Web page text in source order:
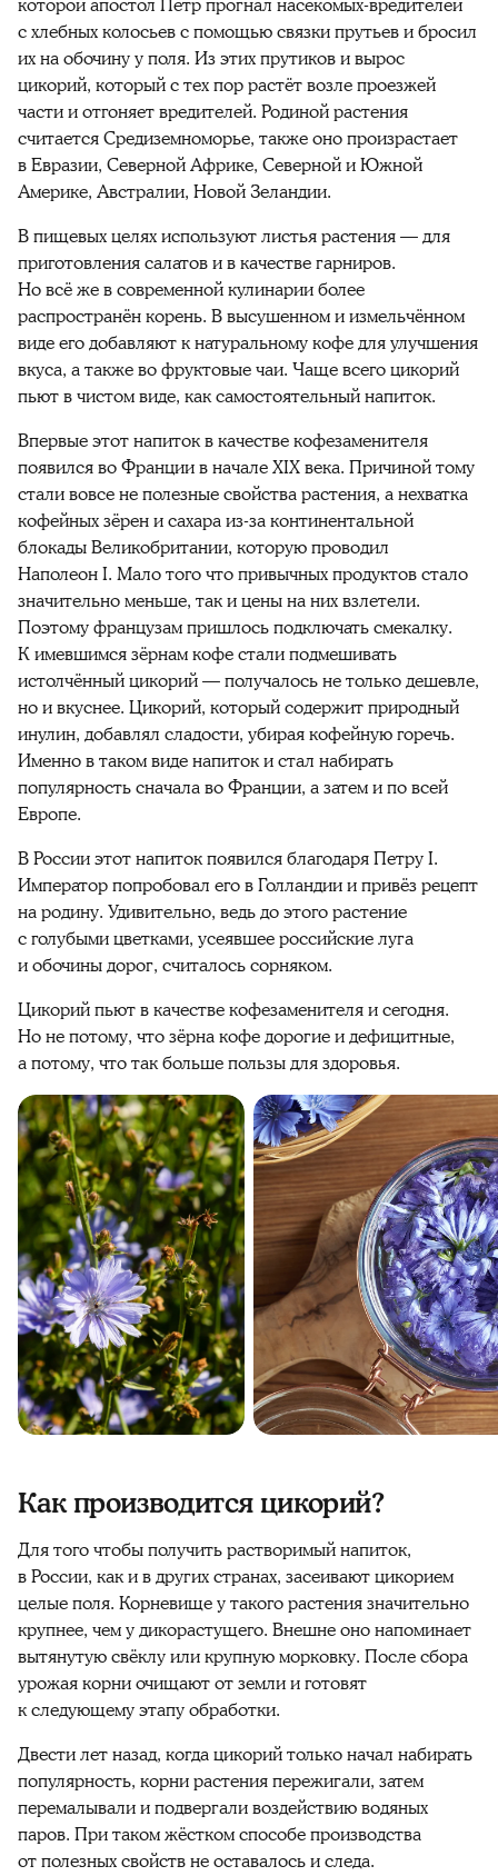
которой апостол Пётр прогнал насекомых-вредителей
с хлебных колосьев с помощью связки прутьев и бросил
их на обочину у поля. Из этих прутиков и вырос
цикорий, который с тех пор растёт возле проезжей
части и отгоняет вредителей. Родиной растения
считается Средиземноморье, также оно произрастает
в Евразии, Северной Африке, Северной и Южной
Америке, Австралии, Новой Зеландии.
В пищевых целях используют листья растения — для
приготовления салатов и в качестве гарниров.
Но всё же в современной кулинарии более
распространён корень. В высушенном и измельчённом
виде его добавляют к натуральному кофе для улучшения
вкуса, а также во фруктовые чаи. Чаще всего цикорий
пьют в чистом виде, как самостоятельный напиток.
Впервые этот напиток в качестве кофезаменителя
появился во Франции в начале XIX века. Причиной тому
стали вовсе не полезные свойства растения, а нехватка
кофейных зёрен и сахара из-за континентальной
блокады Великобритании, которую проводил
Наполеон I. Мало того что привычных продуктов стало
значительно меньше, так и цены на них взлетели.
Поэтому французам пришлось подключать смекалку.
К имевшимся зёрнам кофе стали подмешивать
истолчённый цикорий — получалось не только дешевле,
но и вкуснее. Цикорий, который содержит природный
инулин, добавлял сладости, убирая кофейную горечь.
Именно в таком виде напиток и стал набирать
популярность сначала во Франции, а затем и по всей
Европе.
В России этот напиток появился благодаря Петру I.
Император попробовал его в Голландии и привёз рецепт
на родину. Удивительно, ведь до этого растение
с голубыми цветками, усеявшее российские луга
и обочины дорог, считалось сорняком.
Цикорий пьют в качестве кофезаменителя и сегодня.
Но не потому, что зёрна кофе дорогие и дефицитные,
а потому, что так больше пользы для здоровья.
Как производится цикорий?
Для того чтобы получить растворимый напиток,
в России, как и в других странах, засеивают цикорием
целые поля. Корневище у такого растения значительно
крупнее, чем у дикорастущего. Внешне оно напоминает
вытянутую свёклу или крупную морковку. После сбора
урожая корни очищают от земли и готовят
к следующему этапу обработки.
Двести лет назад, когда цикорий только начал набирать
популярность, корни растения пережигали, затем
перемалывали и подвергали воздействию водяных
паров. При таком жёстком способе производства
от полезных свойств не оставалось и следа.